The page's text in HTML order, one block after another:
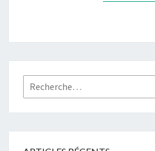
Rechercher :